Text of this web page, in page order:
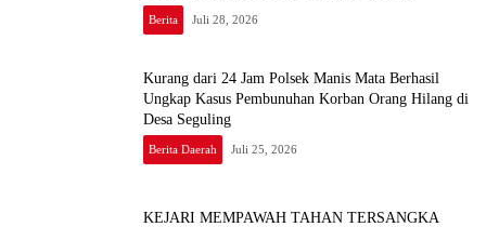
BEREDAR TERKAIT DUGAAN
KETERLIBATAN PEGAWAI KEJARI SEKADAU
Berita Juli 28, 2026
Kurang dari 24 Jam Polsek Manis Mata Berhasil
Ungkap Kasus Pembunuhan Korban Orang Hilang di
Desa Seguling
Berita Daerah Juli 25, 2026
KEJARI MEMPAWAH TAHAN TERSANGKA